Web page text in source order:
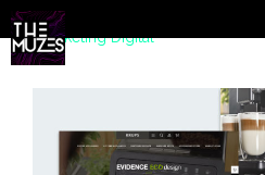
InMarketing Digital